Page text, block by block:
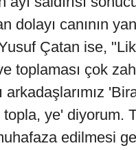
dolayı canının
Çatan ise,
toplaması çok
arkadaşlarımız
topla, ye' diyorum.
edilmesi